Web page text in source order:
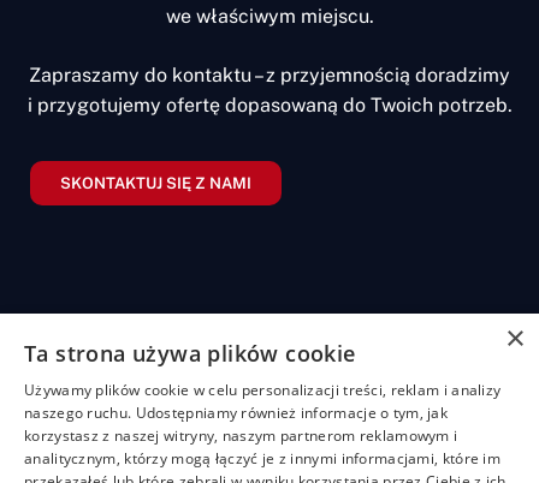
we właściwym miejscu.
Zapraszamy do kontaktu – z przyjemnością doradzimy
i przygotujemy ofertę dopasowaną do Twoich potrzeb.
SKONTAKTUJ SIĘ Z NAMI
+48
507
704
919
Żaluzje
Żaluzje
bambusowe
Żaluzje
drewniane
Rolety
Rolety
dzień/noc
Rolety
materiałowe
Pozostałe
Shuttersy
Markizy
Moskitiery
Pergole
Strona
główna
O
nas
linki
Polityka
prywatności
Regulamin
×
Ta strona używa plików cookie
Używamy plików cookie w celu personalizacji treści, reklam i analizy
naszego ruchu. Udostępniamy również informacje o tym, jak
korzystasz z naszej witryny, naszym partnerom reklamowym i
analitycznym, którzy mogą łączyć je z innymi informacjami, które im